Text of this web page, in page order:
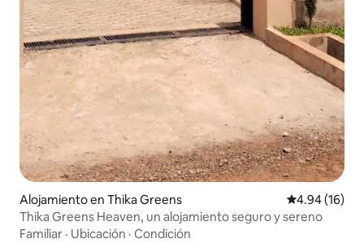
Alojamiento en Thika Greens Calificación
4.94 (16)
Thika Greens Heaven, un alojamiento seguro y sereno
Familiar · Ubicación · Condición